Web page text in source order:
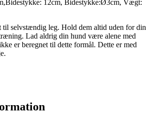
12cm, Bidestykke:Ø3cm, Vægt:
til selvstændig leg. Hold dem altid uden for din
Lad aldrig din hund være alene med
er beregnet til dette formål. Dette er med